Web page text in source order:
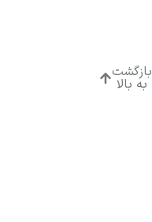
بازگشت
به بالا